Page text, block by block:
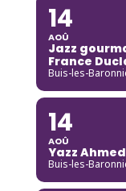
14
AOÛ
Jazz
France
Buis-les-
14
AOÛ
Yazz Ahmed
Buis-les-